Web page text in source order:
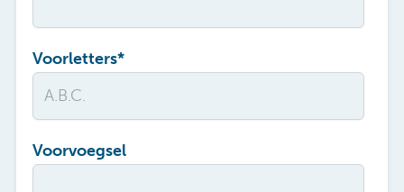
Voorletters*
Voorvoegsel